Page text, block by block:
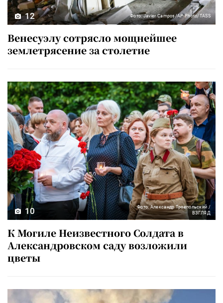
12 Фото: Javier Campos/AP Photo/TASS
Венесуэлу сотрясло мощнейшее
землетрясение за столетие
10
Фото: Александр Троепольский /
ВЗГЛЯД
К Могиле Неизвестного Солдата в
Александровском саду возложили
цветы